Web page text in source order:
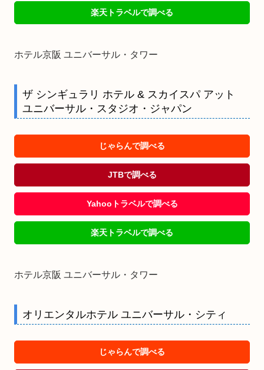
楽天トラベルで調べる
ホテル京阪 ユニバーサル・タワー
ザ シンギュラリ ホテル & スカイスパ アット
ユニバーサル・スタジオ・ジャパン
じゃらんで調べる
JTBで調べる
Yahooトラベルで調べる
楽天トラベルで調べる
ホテル京阪 ユニバーサル・タワー
オリエンタルホテル ユニバーサル・シティ
じゃらんで調べる